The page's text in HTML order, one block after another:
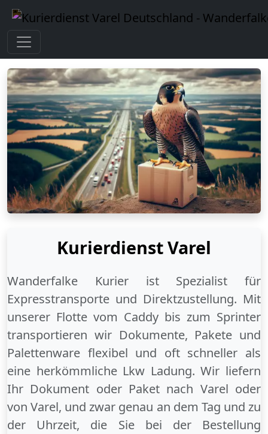
Kurierdienst Varel
Wanderfalke Kurier ist Spezialist für
Expresstransporte und Direktzustellung. Mit
unserer Flotte vom Caddy bis zum Sprinter
transportieren wir Dokumente, Pakete und
Palettenware flexibel und oft schneller als
eine herkömmliche Lkw Ladung. Wir liefern
Ihr Dokument oder Paket nach Varel oder
von Varel, und zwar genau an dem Tag und zu
der Uhrzeit, die Sie bei der Bestellung